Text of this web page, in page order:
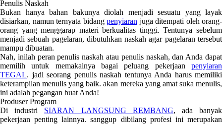
Penulis Naskah
Bukan hanya bahan bakunya diolah menjadi sesuatu yang layak
disiarkan, namun ternyata bidang penyiaran juga ditempati oleh orang-
orang yang menggarap materi berkualitas tinggi. Tentunya sebelum
menjadi sebuah pagelaran, dibutuhkan naskah agar pagelaran tersebut
mampu dibuatan.
Nah, inilah peran penulis naskah atau penulis naskah, dan Anda dapat
memilih untuk memakainya bagai peluang pekerjaan penyiaran
TEGAL. jadi seorang penulis naskah tentunya Anda harus memiliki
keterampilan menulis yang baik. akan mereka yang amat suka menulis,
ini adalah pegangan buat Anda!
Produser Program
Di industri SIARAN LANGSUNG REMBANG, ada banyak
pekerjaan penting lainnya. sanggup dibilang profesi ini merupakan